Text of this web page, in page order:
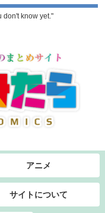
don't know yet."
アニメ
サイトについて